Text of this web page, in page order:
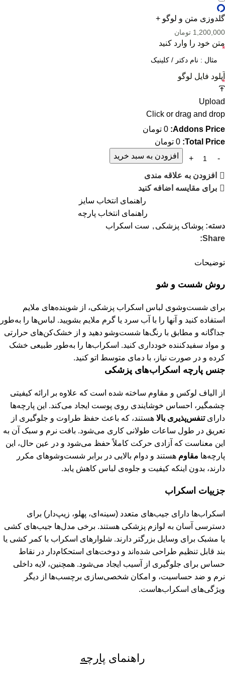
گلدوزی متن و لوگو +
1,200,000 تومان
متن خود را وارد کنید
*
آپلود فایل لوگو
*
Upload
Click or drag and drop
Addons Price:
0 تومان
Total Price:
0 تومان
افزودن به سبد خرید
افزودن به علاقه مندی
برای مقایسه اضافه کنید
راهنمای انتخاب سایز
راهنمای انتخاب پارچه
دسته: پوشاک پزشکی , ست اسکراب
Share:
توضیحات
روش شست و شو
برای شست‌وشوی لباس اسکراب پزشکی، از شوینده‌های ملایم
استفاده کنید و آنها را با آب سرد یا گرم ملایم بشویید. لباس‌ها را به‌طور
جداگانه و مطابق با رنگ‌ها شست‌وشو دهید و از خشک‌کن‌های حرارتی
و مواد سفیدکننده خودداری کنید. اسکراب‌ها را به‌طور طبیعی خشک
کرده و در صورت نیاز، با دمای متوسط اتو کنید.
جنس پارچه اسکراب‌های پزشکی
از الیاف لوکس و مقاوم ساخته شده است که علاوه بر ارائه کیفیتی
چشمگیر، احساس خوشایندی روی پوست ایجاد می‌کند. این پارچه‌ها
دارایتنفس‌پذیری بالا هستند، که باعث حفظ طراوت و جلوگیری از
تعریق در طول ساعات طولانی کاری می‌شود. بافت نرم و سبک آن به
این معناست که آزادی حرکت کاملاً حفظ می‌شود و در عین حال، این
پارچه‌ها مقاوم هستند و دوام بالایی در برابر شست‌وشوهای مکرر
دارند، بدون اینکه کیفیت و جلوه‌ی لباس کاهش یابد.
جزییات اسکراب
اسکراب‌ها دارای جیب‌های متعدد (سینه‌ای، پهلو، زیپ‌دار) برای
دسترسی آسان به لوازم پزشکی هستند. برخی مدل‌ها جیب‌های کشی
یا مشبک برای وسایل بزرگتر دارند. شلوارهای اسکراب با کمر کشی یا
بند قابل تنظیم طراحی شده‌اند و دوخت‌های استحکام‌دار در نقاط
حساس برای جلوگیری از آسیب ایجاد می‌شود. همچنین، لایه داخلی
نرم و ضد حساسیت، و امکان شخصی‌سازی برچسب‌ها از دیگر
ویژگی‌های اسکراب‌هاست.
راهنمای پارچه